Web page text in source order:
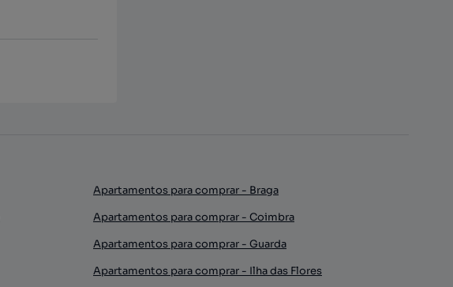
Apartamentos para comprar - Braga
Apartamentos para comprar - Coimbra
Apartamentos para comprar - Guarda
Apartamentos para comprar - Ilha das Flores